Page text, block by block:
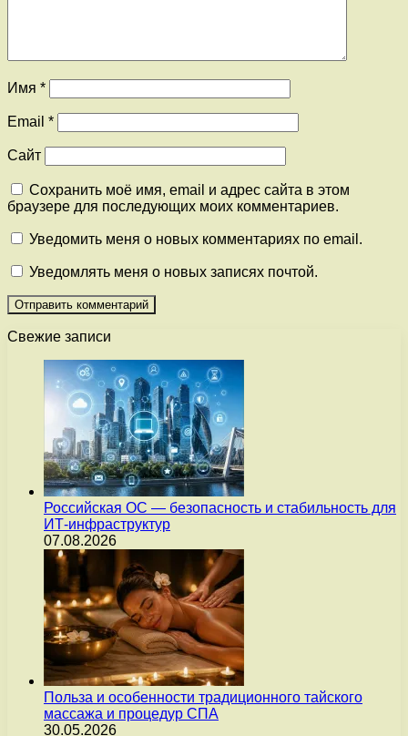
Имя *
Email *
Сайт
Сохранить моё имя, email и адрес сайта в этом
браузере для последующих моих комментариев.
Уведомить меня о новых комментариях по email.
Уведомлять меня о новых записях почтой.
Свежие записи
Российская ОС — безопасность и стабильность для
ИТ-инфраструктур
07.08.2026
Польза и особенности традиционного тайского
массажа и процедур СПА
30.05.2026